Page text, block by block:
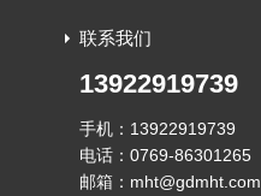
联系我们
13922919739
手机：13922919739
电话：0769-86301265
邮箱：mht@gdmht.com